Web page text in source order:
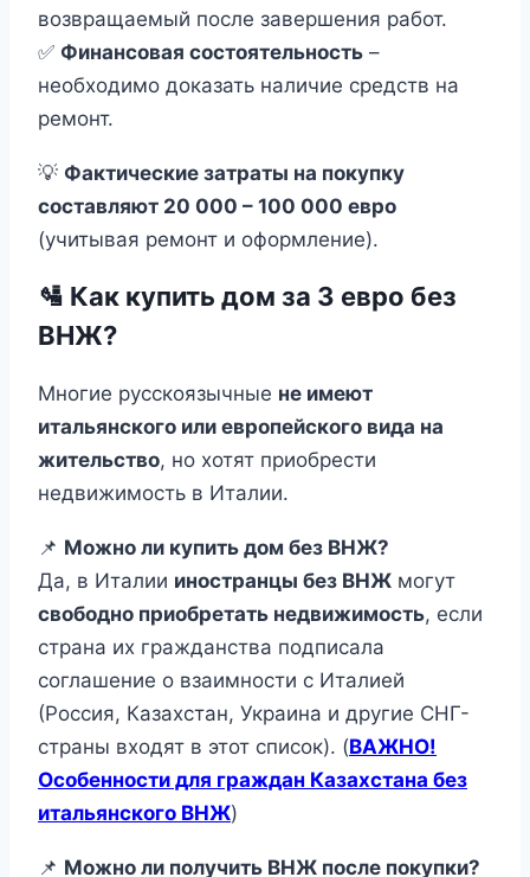
возвращаемый после завершения работ.
✅ Финансовая состоятельность –
необходимо доказать наличие средств на
ремонт.
💡 Фактические затраты на покупку
составляют 20 000 – 100 000 евро
(учитывая ремонт и оформление).
🛂 Как купить дом за 3 евро без
ВНЖ?
Многие русскоязычные не имеют
итальянского или европейского вида на
жительство, но хотят приобрести
недвижимость в Италии.
📌 Можно ли купить дом без ВНЖ?
Да, в Италии иностранцы без ВНЖ могут
свободно приобретать недвижимость, если
страна их гражданства подписала
соглашение о взаимности с Италией
(Россия, Казахстан, Украина и другие СНГ-
страны входят в этот список). (ВАЖНО!
Особенности для граждан Казахстана без
итальянского ВНЖ)
📌 Можно ли получить ВНЖ после покупки?